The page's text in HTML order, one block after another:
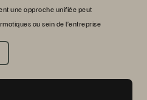
une approche unifiée peut
au sein de l’entreprise